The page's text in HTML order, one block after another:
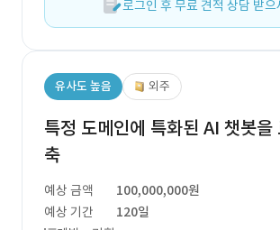
로그인 후 무료 견적 상담 받으
유사도 높음 외주
특정 도메인에 특화된 AI 챗봇을
축
예상 금액
100,000,000원
예상 기간
120일